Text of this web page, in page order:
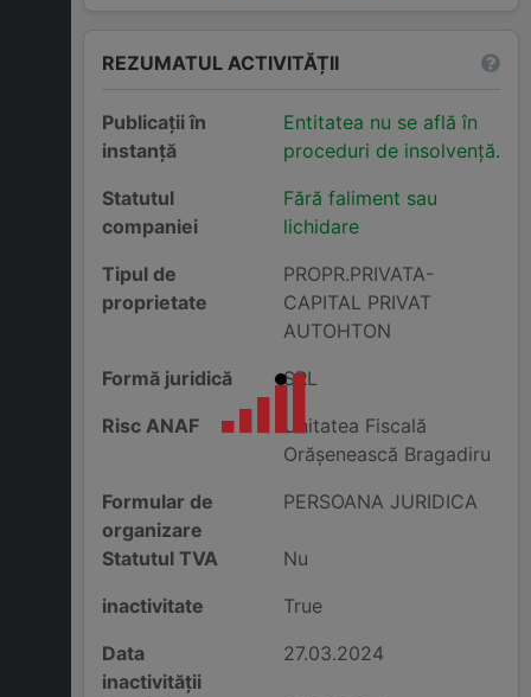
REZUMATUL ACTIVITĂȚII
Publicații în
instanță
Entitatea nu se află în
proceduri de insolvență.
Statutul
companiei
Fără faliment sau
lichidare
Tipul de
proprietate
PROPR.PRIVATA-
CAPITAL PRIVAT
AUTOHTON
Formă juridică
SRL
Risc ANAF
Unitatea Fiscală
Orăşenească Bragadiru
Formular de
organizare
PERSOANA JURIDICA
Statutul TVA
Nu
inactivitate
True
Data
inactivității
27.03.2024